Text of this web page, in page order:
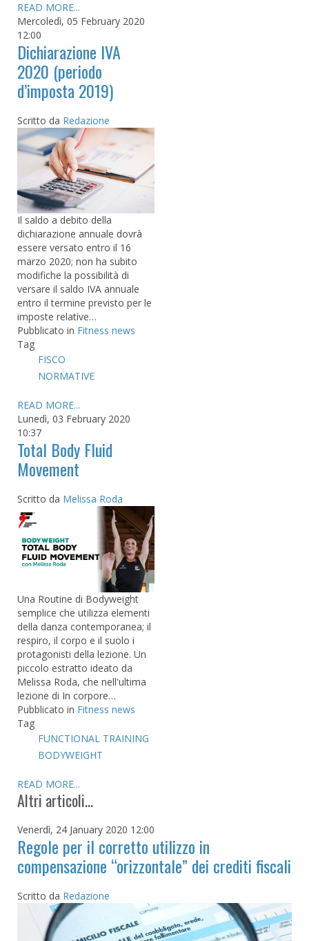
READ MORE...
Mercoledì, 05 February 2020
12:00
Dichiarazione IVA
2020 (periodo
d’imposta 2019)
Scritto da Redazione
Il saldo a debito della
dichiarazione annuale dovrà
essere versato entro il 16
marzo 2020; non ha subito
modifiche la possibilità di
versare il saldo IVA annuale
entro il termine previsto per le
imposte relative…
Pubblicato in Fitness news
Tag
FISCO
NORMATIVE
READ MORE...
Lunedì, 03 February 2020
10:37
Total Body Fluid
Movement
Scritto da Melissa Roda
Una Routine di Bodyweight
semplice che utilizza elementi
della danza contemporanea; il
respiro, il corpo e il suolo i
protagonisti della lezione. Un
piccolo estratto ideato da
Melissa Roda, che nell'ultima
lezione di In corpore…
Pubblicato in Fitness news
Tag
FUNCTIONAL TRAINING
BODYWEIGHT
READ MORE...
Altri articoli...
Venerdì, 24 January 2020 12:00
Regole per il corretto utilizzo in
compensazione “orizzontale” dei crediti fiscali
Scritto da Redazione